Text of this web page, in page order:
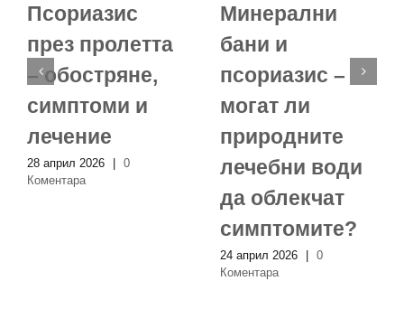
Псориазис
през пролетта
– обостряне,
симптоми и
лечение
28 април 2026
0
Коментара
Минерални
бани и
псориазис –
могат ли
природните
лечебни води
да облекчат
симптомите?
24 април 2026
0
Коментара